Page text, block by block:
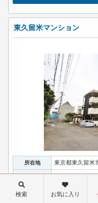
東久留米マンション
所在地 東京都東久留米
交通 西武新宿線 田
築年数 1976年5月
検索 お気に入り